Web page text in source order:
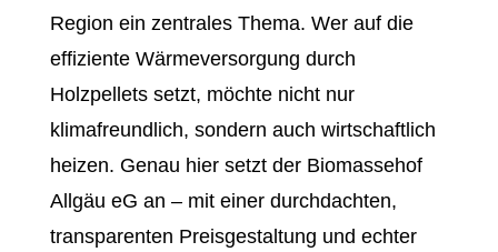
Region ein zentrales Thema. Wer auf die
effiziente Wärmeversorgung durch
Holzpellets setzt, möchte nicht nur
klimafreundlich, sondern auch wirtschaftlich
heizen. Genau hier setzt der Biomassehof
Allgäu eG an – mit einer durchdachten,
transparenten Preisgestaltung und echter